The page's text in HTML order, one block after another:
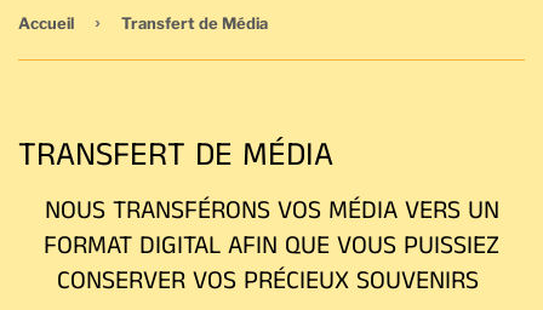
Accueil › Transfert de Média
TRANSFERT DE MÉDIA
NOUS TRANSFÉRONS VOS MÉDIA VERS UN
FORMAT DIGITAL AFIN QUE VOUS PUISSIEZ
CONSERVER VOS PRÉCIEUX SOUVENIRS